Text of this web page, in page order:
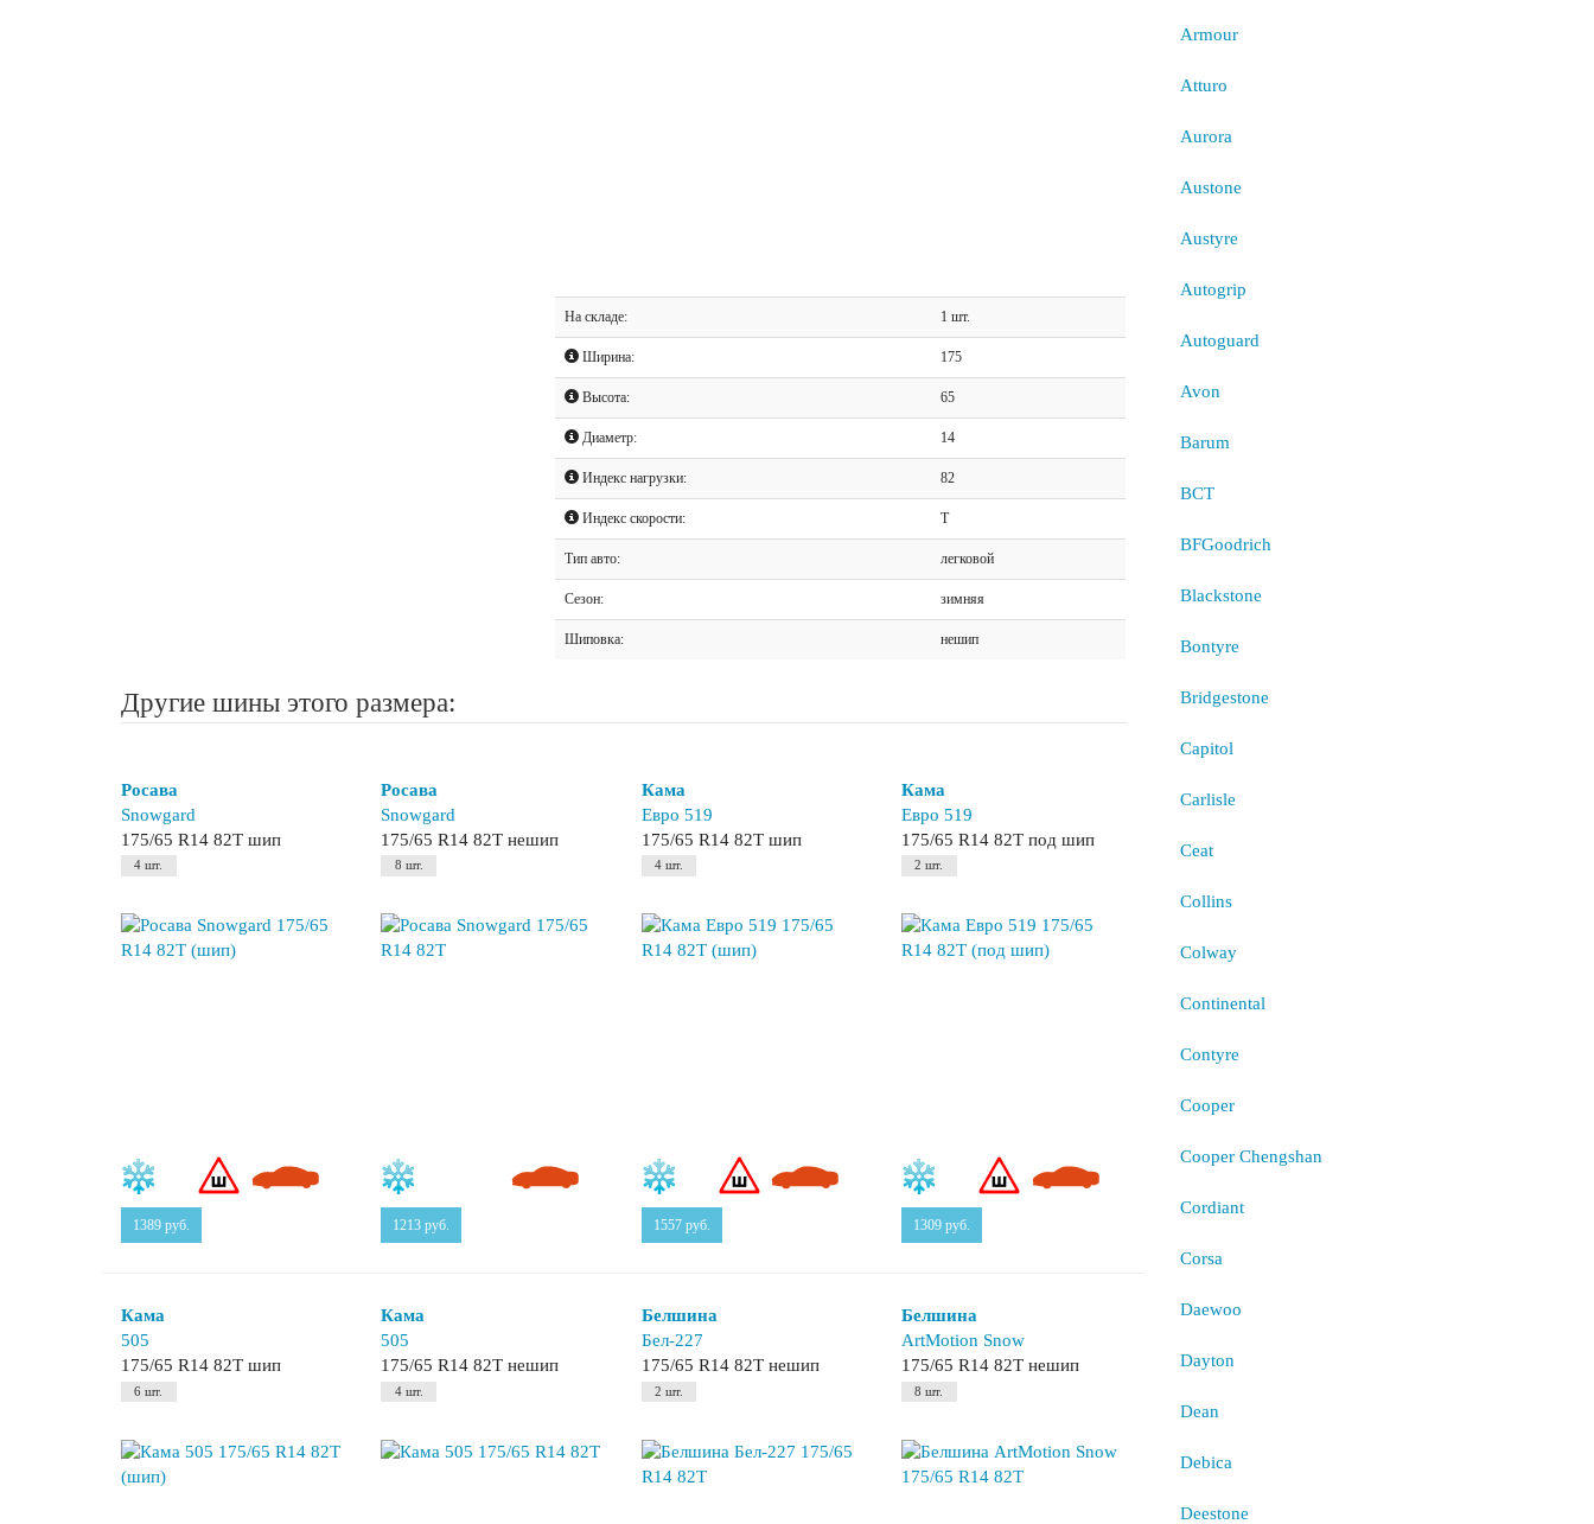
На складе: 1 шт.
Ширина: 175
Высота: 65
Диаметр: 14
Индекс нагрузки: 82
Индекс скорости: T
Тип авто: легковой
Сезон: зимняя
Шиповка: нешип
Другие шины этого размера:
Росава
Snowgard
175/65 R14 82T шип
4 шт.
1389 руб.
Росава
Snowgard
175/65 R14 82T нешип
8 шт.
1213 руб.
Кама
Евро 519
175/65 R14 82T шип
4 шт.
1557руб.
Кама
Евро 519
175/65 R14 82T под шип
2 шт.
1309 руб.
Кама
505
175/65 R14 82T шип
6 шт.
Кама
505
175/65 R14 82T нешип
4 шт.
Белшина
Бел-227
175/65 R14 82T нешип
2 шт.
Белшина
ArtMotion Snow
175/65 R14 82T нешип
8 шт.
Armour
Atturo
Aurora
Austone
Austyre
Autogrip
Autoguard
Avon
Barum
BCT
BFGoodrich
Blackstone
Bontyre
Bridgestone
Capitol
Carlisle
Ceat
Collins
Colway
Continental
Contyre
Cooper
Cooper Chengshan
Cordiant
Corsa
Daewoo
Dayton
Dean
Debica
Deestone